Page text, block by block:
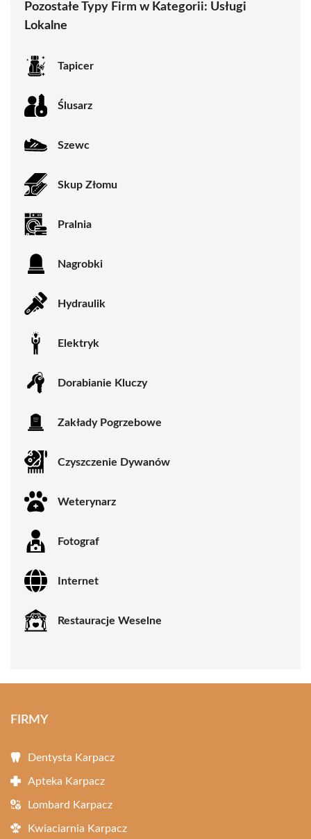
Pozostałe Typy Firm w Kategorii: Usługi
Lokalne
Tapicer
Ślusarz
Szewc
Skup Złomu
Pralnia
Nagrobki
Hydraulik
Elektryk
Dorabianie Kluczy
Zakłady Pogrzebowe
Czyszczenie Dywanów
Weterynarz
Fotograf
Internet
Restauracje Weselne
FIRMY
Dentysta Karpacz
Apteka Karpacz
Lombard Karpacz
Kwiaciarnia Karpacz